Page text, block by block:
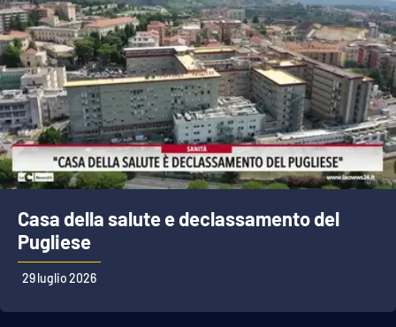
Casa della salute e declassamento del
Pugliese
29 luglio 2026